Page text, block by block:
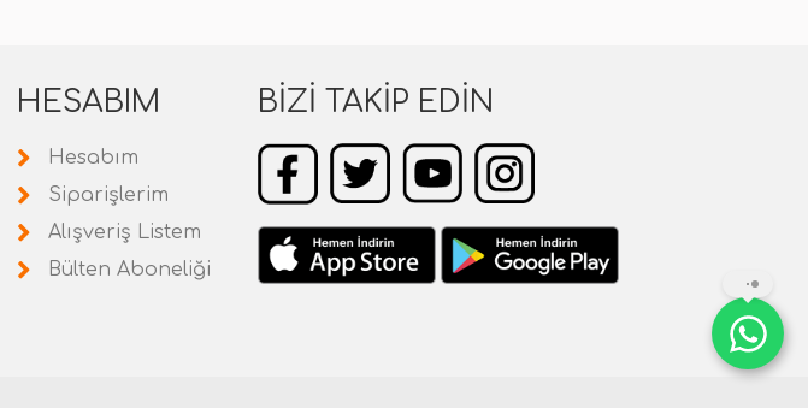
HESABIM
Hesabım
Siparişlerim
Alışveriş Listem
Bülten Aboneliği
BIZI TAKIP EDIN